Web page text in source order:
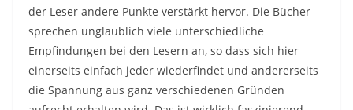
der Leser andere Punkte verstärkt hervor. Die Bücher
sprechen unglaublich viele unterschiedliche
Empfindungen bei den Lesern an, so dass sich hier
einerseits einfach jeder wiederfindet und andererseits
die Spannung aus ganz verschiedenen Gründen